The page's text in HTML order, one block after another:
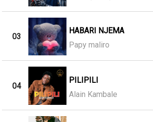
03
HABARI NJEMA
Papy maliro
04
PILIPILI
Alain Kambale